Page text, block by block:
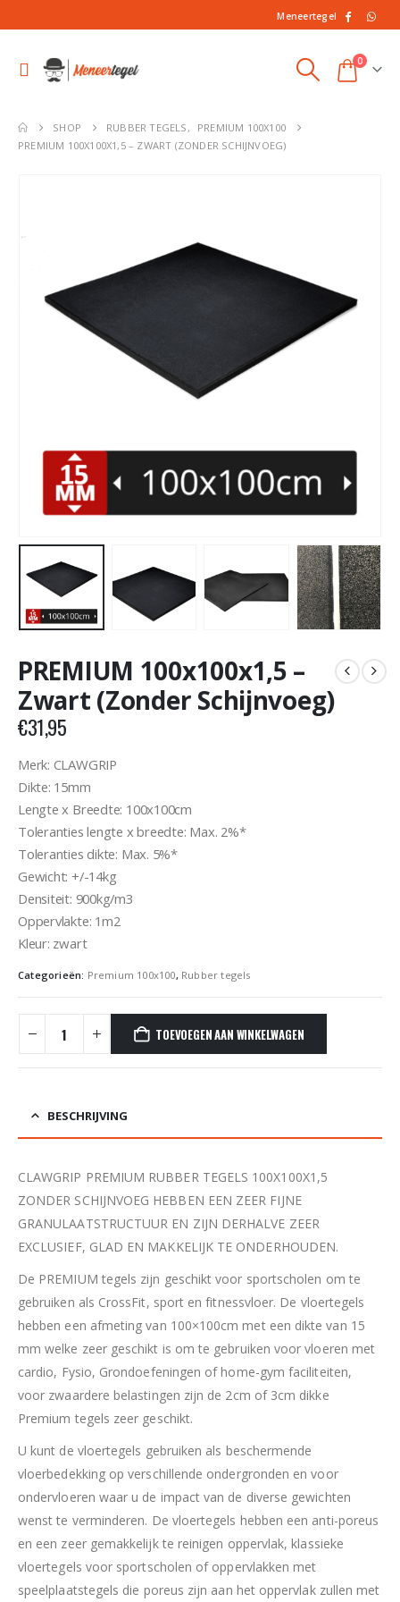
Meneertegel
0
SHOP RUBBER TEGELS,
PREMIUM 100X100
PREMIUM 100X100X1,5 – ZWART (ZONDER SCHIJNVOEG)
PREMIUM 100x100x1,5 –
Zwart (Zonder Schijnvoeg)
€31,95
Merk: CLAWGRIP
Dikte: 15mm
Lengte x Breedte: 100x100cm
Toleranties lengte x breedte: Max. 2%*
Toleranties dikte: Max. 5%*
Gewicht: +/-14kg
Densiteit: 900kg/m3
Oppervlakte: 1m2
Kleur: zwart
Categorieën: Premium 100x100, Rubber tegels
TOEVOEGEN AAN WINKELWAGEN
BESCHRIJVING
CLAWGRIP PREMIUM RUBBER TEGELS 100X100X1,5
ZONDER SCHIJNVOEG HEBBEN EEN ZEER FIJNE
GRANULAATSTRUCTUUR EN ZIJN DERHALVE ZEER
EXCLUSIEF, GLAD EN MAKKELIJK TE ONDERHOUDEN.
De PREMIUM tegels zijn geschikt voor sportscholen om te
gebruiken als CrossFit, sport en fitnessvloer. De vloertegels
hebben een afmeting van 100×100cm met een dikte van 15
mm welke zeer geschikt is om te gebruiken voor vloeren met
cardio, Fysio, Grondoefeningen of home-gym faciliteiten,
voor zwaardere belastingen zijn de 2cm of 3cm dikke
Premium tegels zeer geschikt.
U kunt de vloertegels gebruiken als beschermende
vloerbedekking op verschillende ondergronden en voor
ondervloeren waar u de impact van de diverse gewichten
wenst te verminderen. De vloertegels hebben een anti-poreus
en een zeer gemakkelijk te reinigen oppervlak, klassieke
vloertegels voor sportscholen of oppervlakken met
speelplaatstegels die poreus zijn aan het oppervlak zullen met